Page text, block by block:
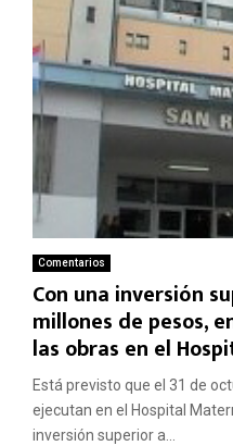
Comentarios
Con una inversión
millones de pesos,
las obras en el
Está previsto que el 31 de
ejecutan en el Hospital
inversión superior a...